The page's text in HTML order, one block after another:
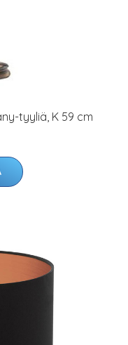
tyyliä, K 59 cm